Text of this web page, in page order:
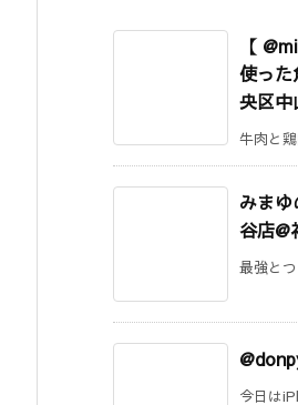
【
使った
央区中
牛肉と
みま
谷店@
最強と
今日は